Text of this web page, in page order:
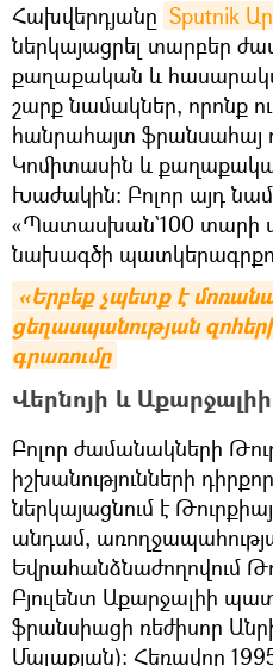
Հախվերդյանը Sputnik
ներկայացրել տարբեր
քաղաքական և
շարք նամակներ, որոնք
հանրահայտ ֆրանսահայ
Կոմիտասին և
Խաժակին։ Բոլոր այդ
«Պատասխան`100 տարի
նախագծի
«Երբեք չպետք է
ցեղասպանության
գրառումը
Վերնոյի և
Բոլոր ժամանակների
իշխանությունների
ներկայացնում է
անդամ,
Եվրահանձնաժողովում
Բյուլենտ Աքարջալիի
ֆրանսիացի ռեժիսոր
Մալաքյան)։ Հեռավոր